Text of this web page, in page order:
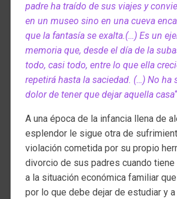
padre ha traído de sus viajes y
en un museo sino en una cueva
que la fantasía se exalta.(…) Es un
memoria que, desde el día de la
todo, casi todo, entre lo que ella
repetirá hasta la saciedad. (…) No ha
dolor de tener que dejar aquella casa
A una época de la infancia llena de
esplendor le sigue otra de
violación cometida por su propio
divorcio de sus padres cuando tiene
a la situación económica familiar
por lo que debe dejar de estudiar y